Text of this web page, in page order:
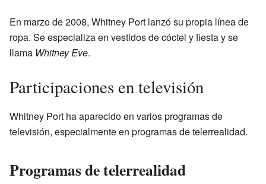
En marzo de 2008, Whitney Port lanzó su propia línea de
ropa. Se especializa en vestidos de cóctel y fiesta y se
llama Whitney Eve.
Participaciones en televisión
Whitney Port ha aparecido en varios programas de
televisión, especialmente en programas de telerrealidad.
Programas de telerrealidad